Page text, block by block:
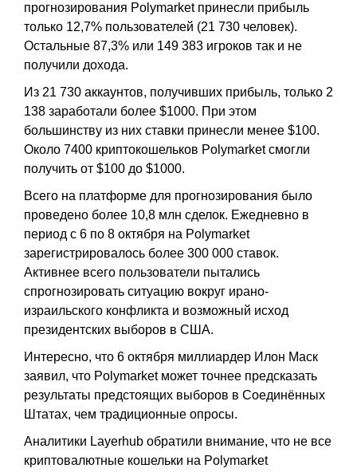
прогнозирования Polymarket принесли прибыль
только 12,7% пользователей (21 730 человек).
Остальные 87,3% или 149 383 игроков так и не
получили дохода.
Из 21 730 аккаунтов, получивших прибыль, только 2
138 заработали более $1000. При этом
большинству из них ставки принесли менее $100.
Около 7400 криптокошельков Polymarket смогли
получить от $100 до $1000.
Всего на платформе для прогнозирования было
проведено более 10,8 млн сделок. Ежедневно в
период с 6 по 8 октября на Polymarket
зарегистрировалось более 300 000 ставок.
Активнее всего пользователи пытались
спрогнозировать ситуацию вокруг ирано-
израильского конфликта и возможный исход
президентских выборов в США.
Интересно, что 6 октября миллиардер Илон Маск
заявил, что Polymarket может точнее предсказать
результаты предстоящих выборов в Соединённых
Штатах, чем традиционные опросы.
Аналитики Layerhub обратили внимание, что не все
криптовалютные кошельки на Polymarket